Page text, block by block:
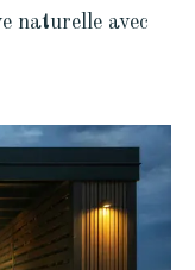
naturelle avec